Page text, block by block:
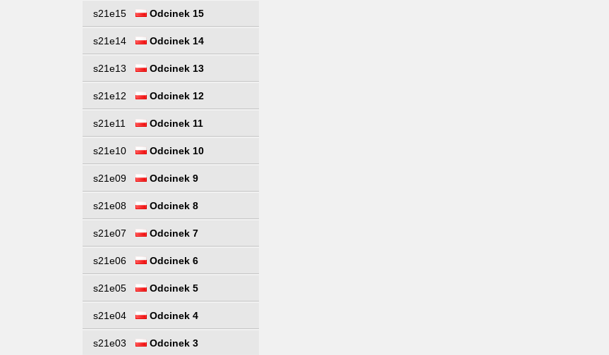
s21e15 Odcinek 15
s21e14 Odcinek 14
s21e13 Odcinek 13
s21e12 Odcinek 12
s21e11 Odcinek 11
s21e10 Odcinek 10
s21e09 Odcinek 9
s21e08 Odcinek 8
s21e07 Odcinek 7
s21e06 Odcinek 6
s21e05 Odcinek 5
s21e04 Odcinek 4
s21e03 Odcinek 3